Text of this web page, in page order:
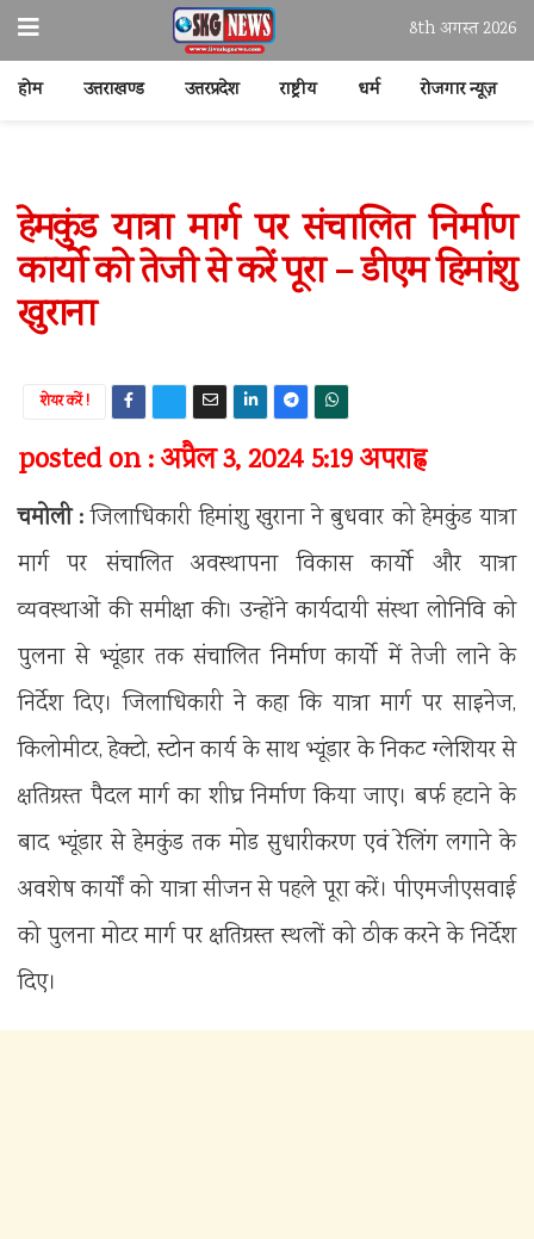
8th अगस्त 2026
होम उत्तराखण्ड उत्तरप्रदेश राष्ट्रीय धर्म रोजगार न्यूज़
हेमकुंड यात्रा मार्ग पर संचालित निर्माण
कार्यो को तेजी से करें पूरा – डीएम हिमांशु
खुराना
शेयर करें !
posted on : अप्रैल 3, 2024 5:19 अपराह्न
चमोली :जिलाधिकारी हिमांशु खुराना ने बुधवार को हेमकुंड यात्रा
मार्ग पर संचालित अवस्थापना विकास कार्यो और यात्रा
व्यवस्थाओं की समीक्षा की। उन्होंने कार्यदायी संस्था लोनिवि को
पुलना से भ्यूंडार तक संचालित निर्माण कार्यो में तेजी लाने के
निर्देश दिए। जिलाधिकारी ने कहा कि यात्रा मार्ग पर साइनेज,
किलोमीटर, हेक्टो, स्टोन कार्य के साथ भ्यूंडार के निकट ग्लेशियर से
क्षतिग्रस्त पैदल मार्ग का शीघ्र निर्माण किया जाए। बर्फ हटाने के
बाद भ्यूंडार से हेमकुंड तक मोड सुधारीकरण एवं रेलिंग लगाने के
अवशेष कार्यों को यात्रा सीजन से पहले पूरा करें। पीएमजीएसवाई
को पुलना मोटर मार्ग पर क्षतिग्रस्त स्थलों को ठीक करने के निर्देश
दिए।